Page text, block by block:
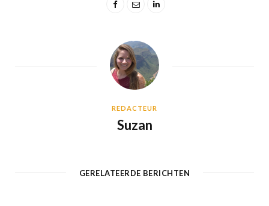
REDACTEUR
Suzan
GERELATEERDE BERICHTEN